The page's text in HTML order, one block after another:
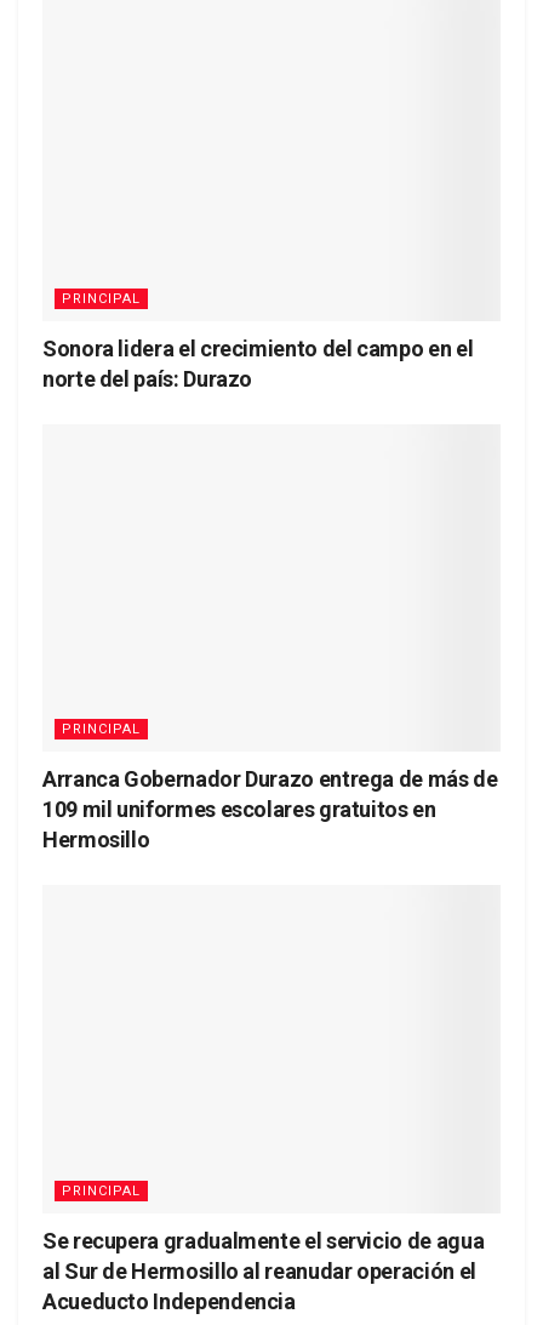
PRINCIPAL
Sonora lidera el crecimiento del campo en el
norte del país: Durazo
PRINCIPAL
Arranca Gobernador Durazo entrega de más de
109 mil uniformes escolares gratuitos en
Hermosillo
PRINCIPAL
Se recupera gradualmente el servicio de agua
al Sur de Hermosillo al reanudar operación el
Acueducto Independencia